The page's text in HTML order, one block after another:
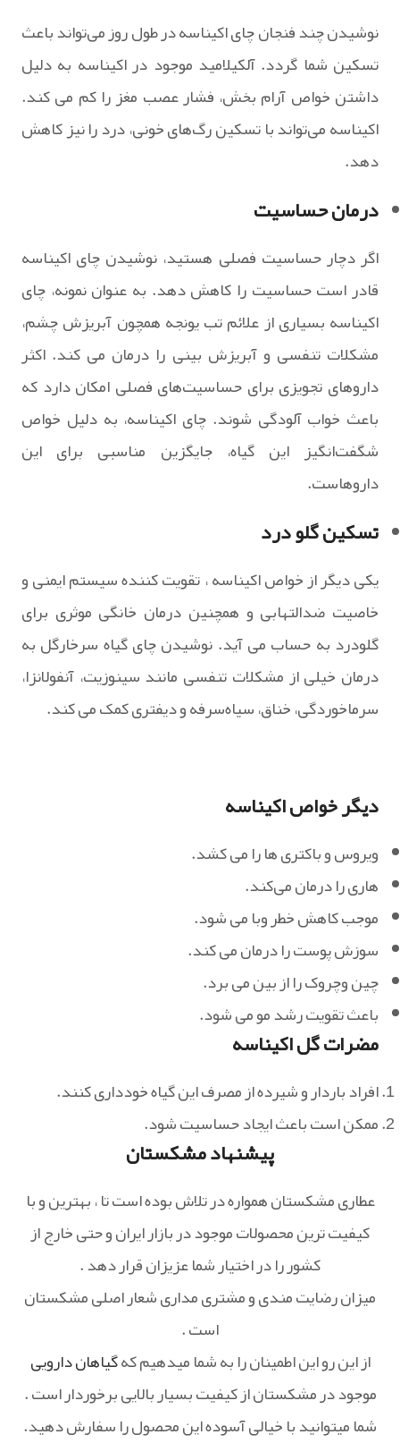
نوشیدن چند فنجان چای اکیناسه در طول روز می‌تواند باعث
تسکین شما گردد. آلکیلامید موجود در اکیناسه به دلیل
داشتن خواص آرام ‌بخش، فشار عصب مغز را کم می کند.
اکیناسه می‌تواند با تسکین رگ‌های خونی، درد را نیز کاهش‌
دهد.
درمان حساسیت
اگر دچار حساسیت فصلی هستید، نوشیدن چای اکیناسه
قادر است حساسیت را کاهش دهد. به عنوان نمونه، چای
اکیناسه بسیاری از علائم تب یونجه همچون آبریزش چشم،
مشکلات تنفسی و آبریزش بینی را درمان‌ می کند. اکثر
داروهای تجویزی برای حساسیت‌های فصلی امکان دارد که
باعث خواب ‌آلودگی شوند. چای اکیناسه، به‌ دلیل خواص
شگفت‌انگیز این گیاه، جایگزین مناسبی برای این
داروهاست.
تسکین گلو درد
یکی دیگر از خواص اکیناسه ، تقویت‌ کننده سیستم ایمنی و
خاصیت ضدالتهابی و همچنین درمان خانگی موثری برای
گلودرد به حساب می آید. نوشیدن چای گیاه سرخارگل به
درمان خیلی از مشکلات تنفسی مانند سینوزیت، آنفولانزا،
سرماخوردگی، خناق، سیاه‌سرفه و دیفتری کمک می کند.
دیگر خواص اکیناسه
ویروس و باکتری ها را می کشد.
هاری را درمان می‌کند.
موجب کاهش خطر وبا می شود.
سوزش پوست را درمان ‌می ‌کند.
چین ‌وچروک را از بین می برد.
باعث تقویت رشد مو می شود.
مضرات گل اکیناسه
افراد باردار و شیرده از مصرف این گیاه خودداری کنند.
ممکن است باعث ایجاد حساسیت شود.
پیشنهاد مشکستان
عطاری مشکستان همواره در تلاش بوده است تا ، بهترین و با
کیفیت ترین محصولات موجود در بازار ایران و حتی خارج از
کشور را در اختیار شما عزیزان قرار دهد .
میزان رضایت مندی و مشتری مداری شعار اصلی مشکستان
است .
از این رو این اطمینان را به شما میدهیم کهگیاهان دارویی
موجود در مشکستان از کیفیت بسیار بالایی برخوردار است .
شما میتوانید با خیالی آسوده این محصول را سفارش دهید.